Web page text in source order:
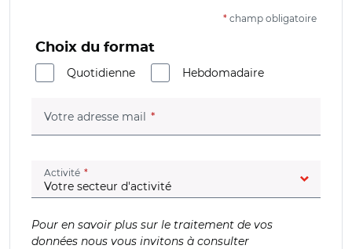
* champ obligatoire
Choix du format
Quotidienne
Hebdomadaire
Votre adresse mail (champ obligatoire)
Activité (champ obligatoire)
Pour en savoir plus sur le traitement de vos
données nous vous invitons à consulter